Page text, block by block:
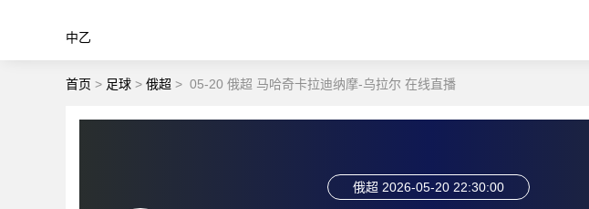
中乙
首页 > 足球 > 俄超 > 05-20 俄超 马哈奇卡拉迪纳摩-乌拉尔 在线直播
俄超 2026-05-20 22:30:00